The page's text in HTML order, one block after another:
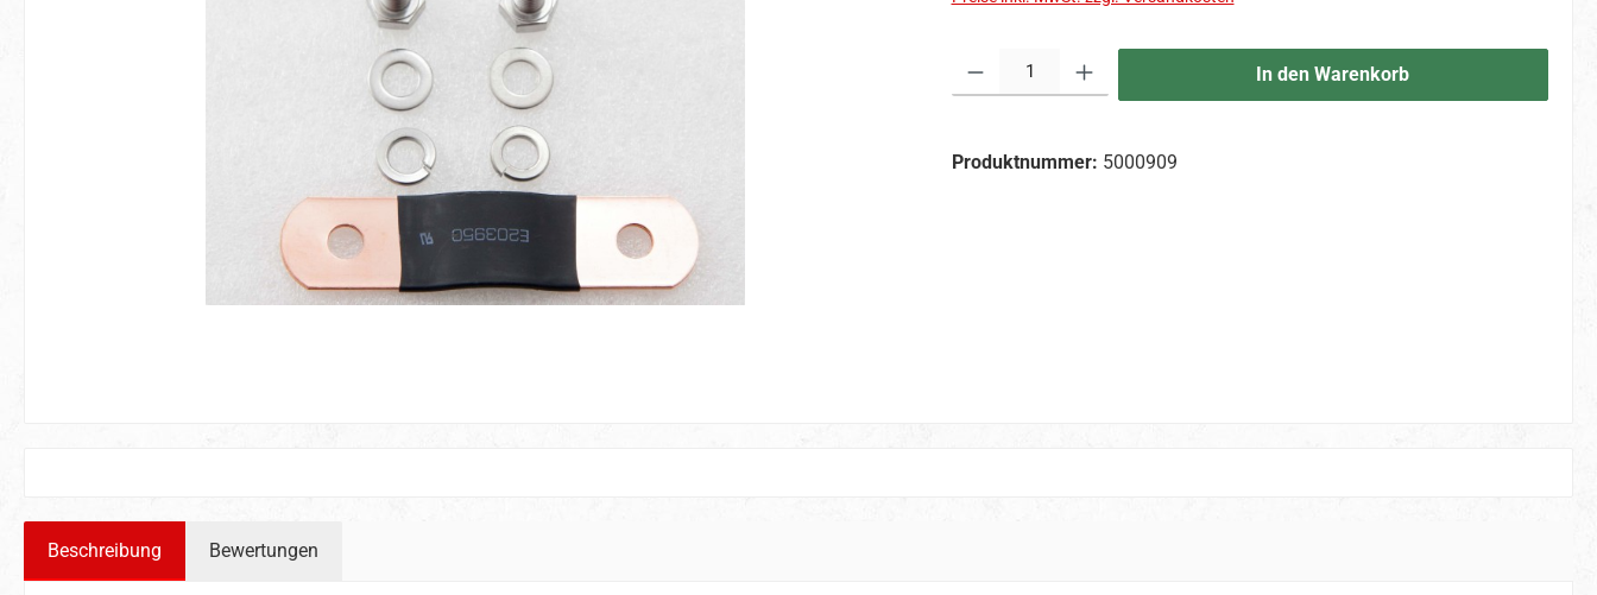
Produkt Anzahl: Gib den gewünschten Wert ein oder benutze die Schaltflächen um die
In den Warenkorb
Produktnummer: 5000909
Beschreibung Bewertungen